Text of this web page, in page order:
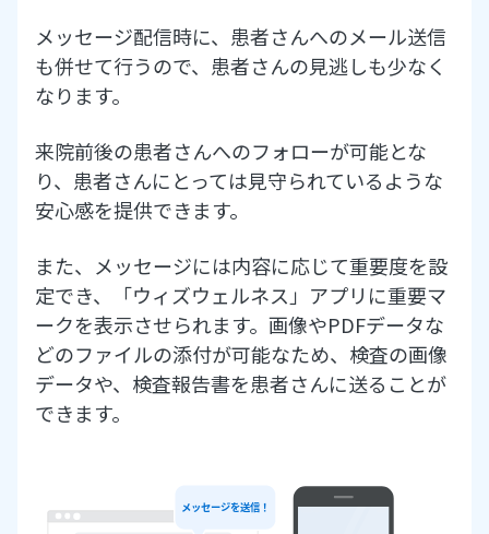
患者カルテ
検査結果送信
メッセージ配信
メッセージ配信時に、患者さんへのメール送信
も併せて行うので、患者さんの見逃しも少なく
なります。
来院前後の患者さんへのフォローが可能とな
り、患者さんにとっては見守られているような
安心感を提供できます。
また、メッセージには内容に応じて重要度を設
定でき、「ウィズウェルネス」アプリに重要マ
ークを表示させられます。画像やPDFデータな
どのファイルの添付が可能なため、検査の画像
データや、検査報告書を患者さんに送ることが
できます。